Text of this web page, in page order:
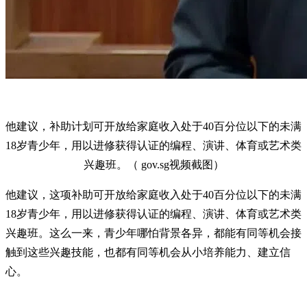
他建议，补助计划可开放给家庭收入处于40百分位以下的未满
18岁青少年，用以进修获得认证的编程、演讲、体育或艺术类
兴趣班。（ gov.sg视频截图）
他建议，这项补助可开放给家庭收入处于40百分位以下的未满
18岁青少年，用以进修获得认证的编程、演讲、体育或艺术类
兴趣班。这么一来，青少年哪怕背景各异，都能有同等机会接
触到这些兴趣技能，也都有同等机会从小培养能力、建立信
心。